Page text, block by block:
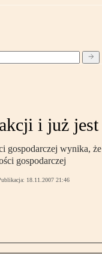
i już
gospodarczej wynika,
gospodarczej
18.11.2007 21:46